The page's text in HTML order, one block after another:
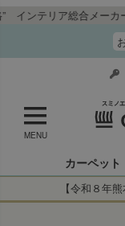
合メーカー スミノエ
MENU
カーペット
【令和８年
令和8年熊本地震